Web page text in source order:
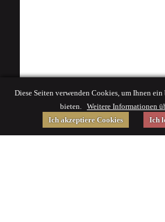
Diese Seiten verwenden Cookies, um Ihnen ein
bieten. Weitere Informationen
Ich akzeptiere Cookies
Ich